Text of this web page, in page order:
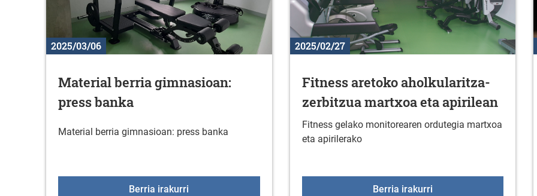
2025/03/06
Material berria gimnasioan:
press banka
Material berria gimnasioan: press banka
Berria irakurri
2025/02/27
Fitness aretoko aholkularitza-
zerbitzua martxoa eta apirilean
Fitness gelako monitorearen ordutegia martxoa
eta apirilerako
Berria irakurriFitness aretoko